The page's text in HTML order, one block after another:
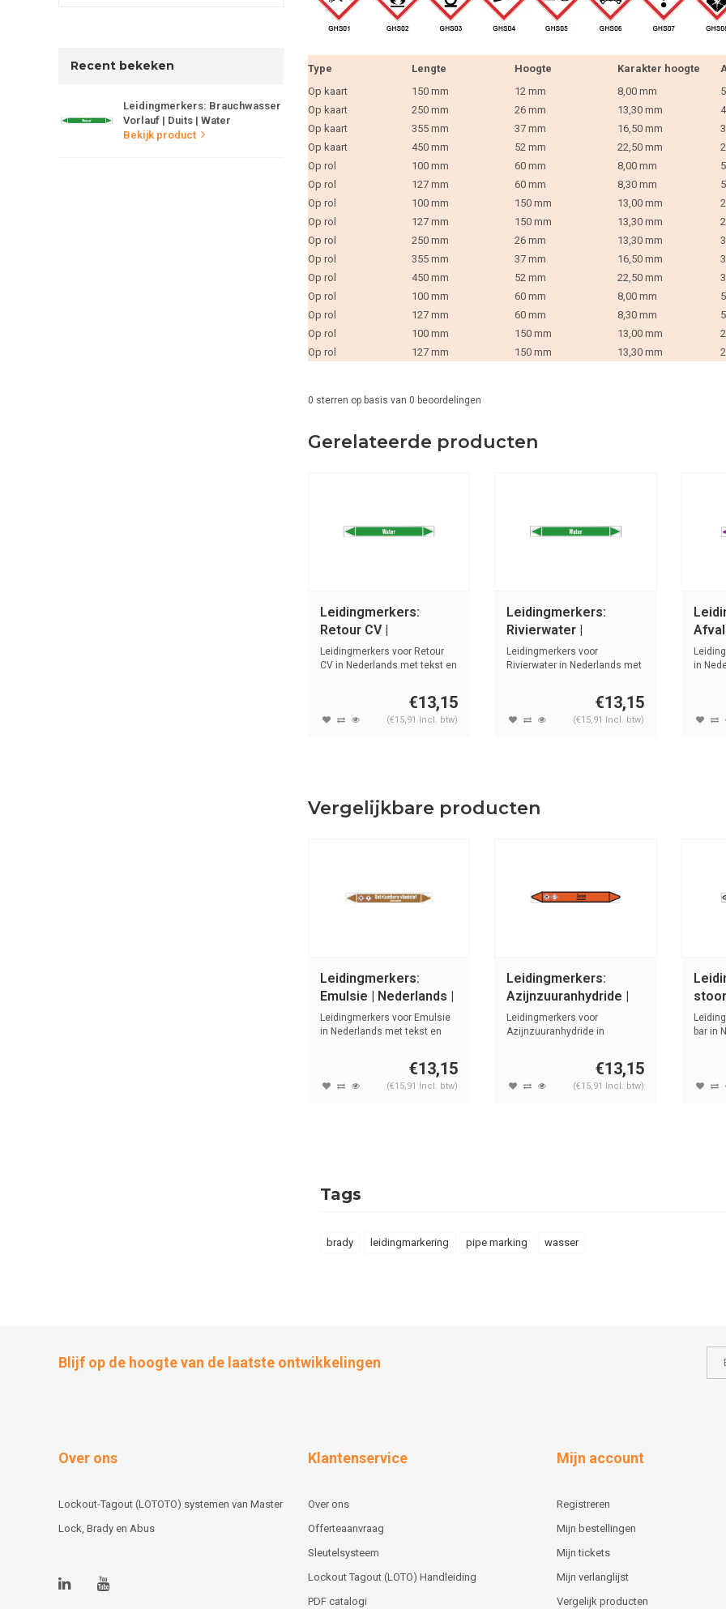
Recent bekeken
Leidingmerkers: Brauchwasser
Vorlauf | Duits | Water
Bekijk product
Type Lengte Hoogte Karakter hoogte
Op kaart
150 mm 12 mm 8,00 mm 5
Op kaart
250 mm 26 mm 13,30 mm 4
Op kaart
355 mm 37 mm 16,50 mm 3
Op kaart
450 mm 52 mm 22,50 mm 2
Op rol
100 mm 60 mm 8,00 mm
Op rol
127 mm 60 mm 8,30 mm
Op rol
100 mm 150 mm 13,00 mm
Op rol
127 mm 150 mm 13,30 mm
Op rol
250 mm 26 mm 13,30 mm
Op rol
355 mm 37 mm 16,50 mm
Op rol
450 mm 52 mm 22,50 mm
Op rol
100 mm 60 mm 8,00 mm
Op rol
127 mm 60 mm 8,30 mm
Op rol
100 mm 150 mm 13,00 mm
Op rol
127 mm 150 mm 13,30 mm
0 sterren op basis van 0 beoordelingen
Gerelateerde producten
Leidingmerkers:
Retour CV |
Nederlands | Water
Leidingmerkers voor Retour
CV in Nederlands met tekst en
€13,15
(€15,91 Incl. btw)
Leidingmerkers:
Rivierwater |
Nederlands | Water
Leidingmerkers voor
Rivierwater in Nederlands met
€13,15
(€15,91 Incl. btw)
|
in
Vergelijkbare producten
Leidingmerkers:
Emulsie | Nederlands |
Ontvlambare
vloeistoffen
Leidingmerkers voor Emulsie
in Nederlands met tekst en
€13,15
(€15,91 Incl. btw)
Leidingmerkers:
Azijnzuuranhydride |
Nederlands | Zuren
Leidingmerkers voor
Azijnzuuranhydride in
€13,15
(€15,91 Incl. btw)
bar in
Tags
brady leidingmarkering pipe marking wasser
Blijf op de hoogte van de laatste ontwikkelingen
Over ons
Lockout-Tagout (LOTOTO) systemen van Master
Lock, Brady en Abus
Klantenservice
Over ons
Offerteaanvraag
Sleutelsysteem
Lockout Tagout (LOTO) Handleiding
PDF catalogi
Mijn account
Registreren
Mijn bestellingen
Mijn tickets
Mijn verlanglijst
Vergelijk producten